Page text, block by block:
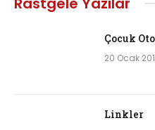
Çocuk
20 Ocak
Linkler